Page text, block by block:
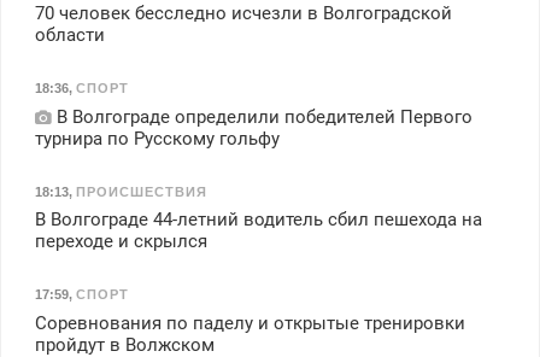
70 человек бесследно исчезли в Волгоградской
области
18:36, СПОРТ
В Волгограде определили победителей Первого
турнира по Русскому гольфу
18:13, ПРОИСШЕСТВИЯ
В Волгограде 44-летний водитель сбил пешехода на
переходе и скрылся
17:59, СПОРТ
Соревнования по паделу и открытые тренировки
пройдут в Волжском